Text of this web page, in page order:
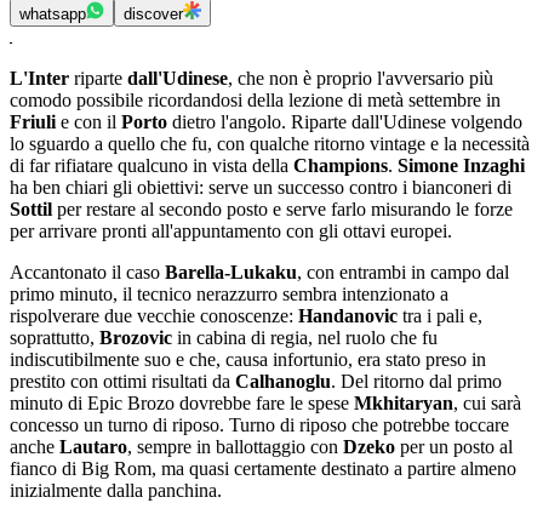
whatsapp discover
L'Inter riparte dall'Udinese, che non è proprio l'avversario più
comodo possibile ricordandosi della lezione di metà settembre in
Friuli e con il Porto dietro l'angolo. Riparte dall'Udinese volgendo
lo sguardo a quello che fu, con qualche ritorno vintage e la necessità
di far rifiatare qualcuno in vista della Champions. Simone Inzaghi
ha ben chiari gli obiettivi: serve un successo contro i bianconeri di
Sottil per restare al secondo posto e serve farlo misurando le forze
per arrivare pronti all'appuntamento con gli ottavi europei.
Accantonato il caso Barella-Lukaku, con entrambi in campo dal
primo minuto, il tecnico nerazzurro sembra intenzionato a
rispolverare due vecchie conoscenze: Handanovic tra i pali e,
soprattutto, Brozovic in cabina di regia, nel ruolo che fu
indiscutibilmente suo e che, causa infortunio, era stato preso in
prestito con ottimi risultati da Calhanoglu. Del ritorno dal primo
minuto di Epic Brozo dovrebbe fare le spese Mkhitaryan, cui sarà
concesso un turno di riposo. Turno di riposo che potrebbe toccare
anche Lautaro, sempre in ballottaggio con Dzeko per un posto al
fianco di Big Rom, ma quasi certamente destinato a partire almeno
inizialmente dalla panchina.